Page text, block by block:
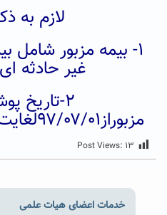
لازم به
۱- بیمه مزبور شامل
غیر حادثه
۲-تاریخ
مزبوراز۹۷/۰۷/۰۱لغایت۹۸/۰۷/۰۱می باشد.
Post Views: ۱۳
خدمات اعضای هیات علمی